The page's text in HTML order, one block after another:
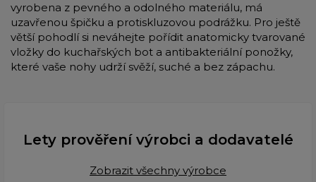
vyrobena z pevného a odolného materiálu, má
uzavřenou špičku a protiskluzovou podrážku. Pro ještě
větší pohodlí si neváhejte pořídit anatomicky tvarované
vložky do kuchařských bot a antibakteriální ponožky,
které vaše nohy udrží svěží, suché a bez zápachu.
Lety prověření výrobci a dodavatelé
Zobrazit všechny výrobce